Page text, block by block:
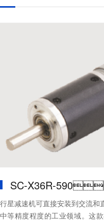
SC-X36R-
行星减速机可直接安装到交流和直
中等精度程度的工业领域。